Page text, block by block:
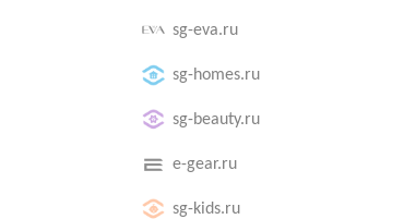
sg-eva.ru
sg-homes.ru
sg-beauty.ru
e-gear.ru
sg-kids.ru